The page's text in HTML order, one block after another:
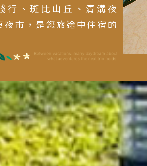
行、斑比山丘、清溝夜
夜市，是您旅途中住宿的